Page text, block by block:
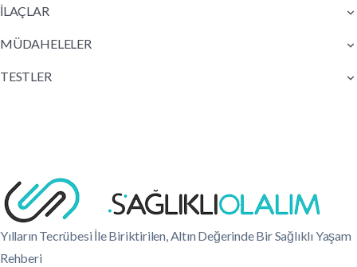
İLAÇLAR
MÜDAHELELER
TESTLER
Yılların Tecrübesi İle Biriktirilen, Altın Değerinde Bir Sağlıklı Yaşam
Rehberi